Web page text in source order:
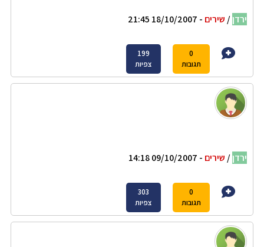
ירדן/ שירים - 18/10/2007 21:45
0
תגובות
199
צפיות
ירדן/ שירים - 09/10/2007 14:18
0
תגובות
303
צפיות